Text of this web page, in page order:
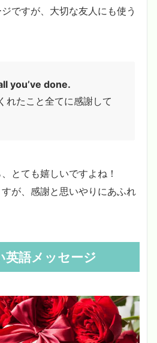
ですが、大切な友人にも使う
you’ve done.
れたこと全てに感謝して
とても嬉しいですよね！
が、感謝と思いやりにあふれ
英語メッセージ